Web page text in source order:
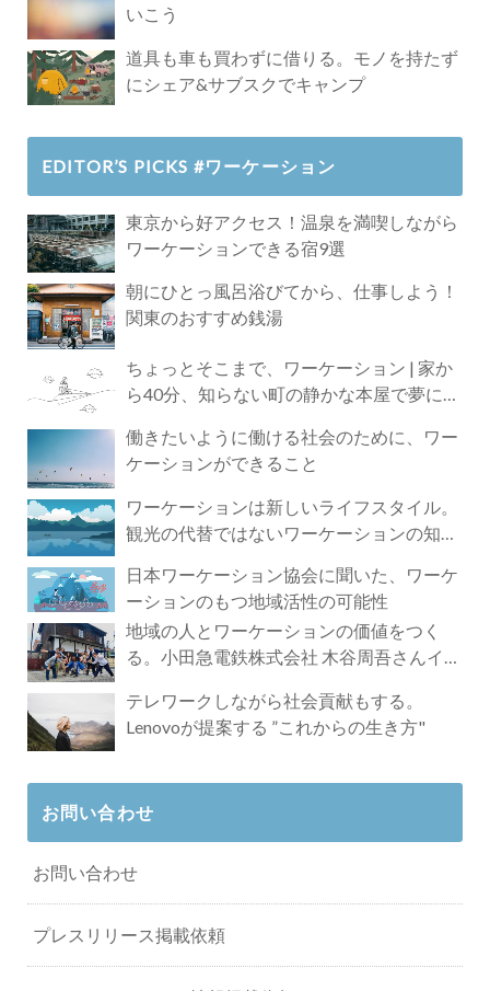
いこう
道具も車も買わずに借りる。モノを持たず
にシェア&サブスクでキャンプ
EDITOR’S PICKS #ワーケーション
東京から好アクセス！温泉を満喫しながら
ワーケーションできる宿9選
朝にひとっ風呂浴びてから、仕事しよう！
関東のおすすめ銭湯
ちょっとそこまで、ワーケーション | 家か
ら40分、知らない町の静かな本屋で夢に近
働きたいように働ける社会のために、ワー
ケーションができること
ワーケーションは新しいライフスタイル。
観光の代替ではないワーケーションの知ら
日本ワーケーション協会に聞いた、ワーケ
ーションのもつ地域活性の可能性
地域の人とワーケーションの価値をつく
る。小田急電鉄株式会社 木谷周吾さんイン
テレワークしながら社会貢献もする。
Lenovoが提案する ”これからの生き方"
お問い合わせ
お問い合わせ
プレスリリース掲載依頼